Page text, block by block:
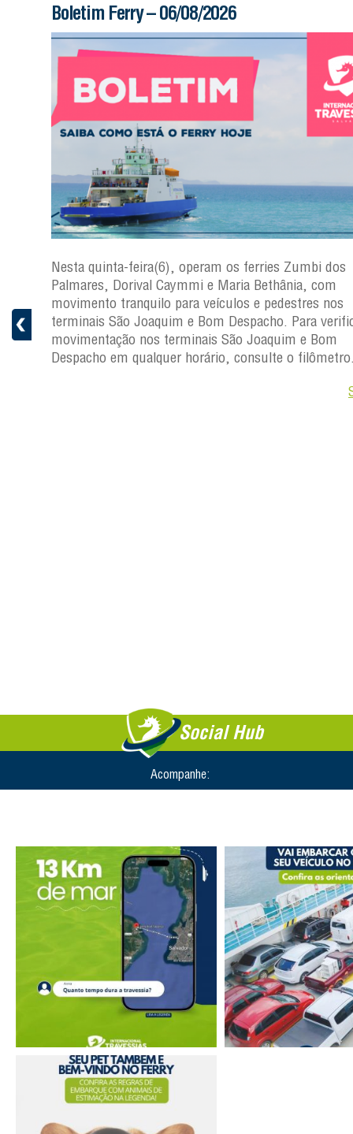
Boletim Ferry – 06/08/2026
Nesta quinta-feira(6), operam os ferries Zumbi dos
Palmares, Dorival Caymmi e Maria Bethânia, com
movimento tranquilo para veículos e pedestres nos
terminais São Joaquim e Bom Despacho. Para
movimentação nos terminais São Joaquim e Bom
Despacho em qualquer horário, consulte o
Social Hub
Acompanhe: